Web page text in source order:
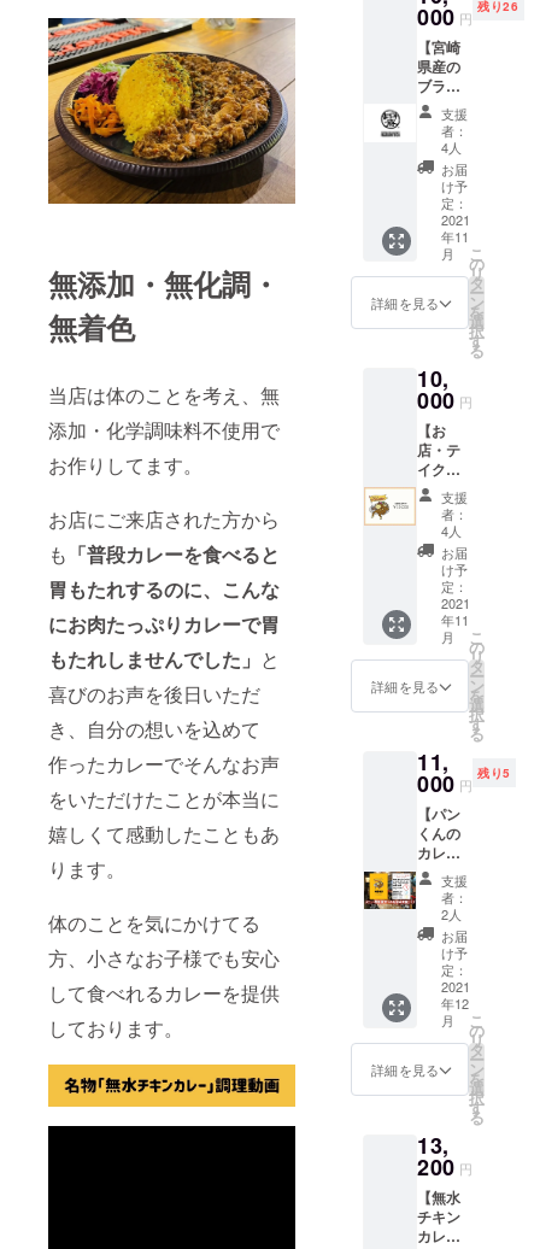
無添加・無化調・
無着色
当店は体のことを考え、無
添加・化学調味料不使用で
お作りしてます。
お店にご来店された方から
も 「普段カレーを食べると
胃もたれするのに、こんな
にお肉たっぷりカレーで胃
もたれしませんでした」 と
喜びのお声を後日いただ
き、自分の想いを込めて
作ったカレーでそんなお声
をいただけたことが本当に
嬉しくて感動したこともあ
ります。
体のことを気にかけてる
方、小さなお子様でも安心
して食べれるカレーを提供
しております。
無し 送
料込み
※お送り
したレ
シピの
権利は
起案者
にある
と致し
ます。
※クラウ
ドファ
ンディ
ング終
了後に
順次発
送させ
だきま
す。
サつか
せるこ
となく
シット
リした
ままお
肉をほ
ぐして
作りま
す。 玉
ねぎの
炒め具
合や、
スパイ
合、
各々の
タイミ
ングな
ど試行
錯誤を
重ねる
こと１
年・・
・ ご来
店され
たお客
様から
「無水
チキン
が1番美
味しい
「初め
て食べ
おいし
かった
です」
「予想
以上に
シット
リ柔ら
かくて
感動し
まし
た」…
など、
たくさ
んのお
客様か
れ、愛
される
となり
まし
た。 そ
んな名
物の
【無水
ント・
ニック
ネー
ム・仮
名（支
援した
いけど
名前を
出した
くない
方な
ど） 自
由にお
選び出
来ま
す！！
※必ず支
欄にご
希望の
【お名
前】を
ご記入
くださ
い。 ※
ロゴ記
載のご
希望の
場合
は、プ
ロジェ
クト終
了後に
にて
データ
させて
頂きま
す。あ
らかじ
め記載
可能な
データ
をご用
意いた
だける
方のみ
お願い
いたし
ます。
パイス
をお送
りいた
しま
す。
【無水
チキン
レー】
は家庭
のカ
レーと
は全く
異な
り、
「ルー
無く 鶏
肉を超
低温で
時間を
かけて
ゆっく
り煮込
むこと
で鶏肉
が持つ
水分と
旨味を
最大限
に引き
出し パ
サつか
せるこ
ままお
肉をほ
ぐして
作りま
す。 玉
ねぎの
炒め具
合や、
スパイ
スの配
合、
各々の
具材を
入れる
タイミ
ど試行
錯誤を
年・・
・ ご来
店され
たお客
様から
000 円
残り26
【宮崎
県産の
ブラン
ドポー
ク】と
【パン
カレー
のオリ
ジナル
スパイ
ス＆レ
シピ】
お礼の
メッ
セージ
をお送
します
こちら
のリ
ターン
はお店
で使う
お肉を
卸して
いただ
いてる
【フ
レッ
シュ
ミート
日高】
さんと
そして
まるみ
豚を飼
育され
てる
【協同
ファー
ム】さ
んのコ
ラボと
なりま
す。 実
際にパ
ンカ
レーで
も使っ
てる宮
崎県産
を真空
冷凍状
態にし
てスパ
イスと
レシ
支援
者：
4人
お届
け予
定：
2021
年11
月
詳細を見る
こ
の
リ
タ
ー
ン
を
選
択
す
る
10,
000 円
【お
店・テ
イクア
ウトで
使え
る】
【未来
の飲食
チケッ
ト】
【1000
円×10
枚】
【有効
期限 発
行日
ターン
お届け
日）か
ら半年
間】 パ
ンくん
のカ
レーで
使える
「未来
の飲食
チケッ
ト」…
チケッ
トはプ
ロジェ
クト終
に発送
させて
頂きま
す。 ※
チケッ
トは
支援
者：
4人
お届
け予
定：
2021
年11
月
詳細を見る
こ
の
リ
タ
ー
ン
を
選
択
す
る
11,
000 円
残り5
【パン
くんの
カレー
メ
ニュー
表】
【協賛
者様の
お名前
の掲
載】
【①大
サイ
ズ】 ご
支援い
ただい
お名前
を店内
メ
ニュー
表の最
後の
支援
者：
2人
お届
け予
定：
2021
年12
月
詳細を見る
こ
の
リ
タ
ー
ン
を
選
択
す
る
13,
200 円
【無水
チキン
カレー